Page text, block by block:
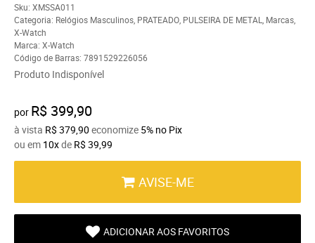
Sku: XMSSA011
Categoria: Relógios Masculinos PRATEADO PULSEIRA DE METAL Marcas
X-Watch
Marca: X-Watch
Código de Barras: 7891529226056
Produto Indisponível
por R$ 399,90
à vista R$ 379,90 economize 5% no Pix
ou em 10xde R$ 39,99
AVISE-ME
ADICIONAR AOS FAVORITOS